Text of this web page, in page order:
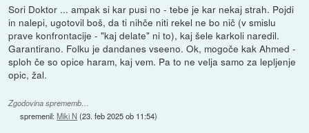
Sori Doktor ... ampak si kar pusi no - tebe je kar nekaj strah. Pojdi
in nalepi, ugotovil boš, da ti nihče niti rekel ne bo nič (v smislu
prave konfrontacije - "kaj delate" ni to), kaj šele karkoli naredil.
Garantirano. Folku je dandanes vseeno. Ok, mogoče kak Ahmed -
sploh če so opice haram, kaj vem. Pa to ne velja samo za lepljenje
opic, žal.
Zgodovina sprememb…
spremenil:Miki N (23. feb 2025 ob 11:54)